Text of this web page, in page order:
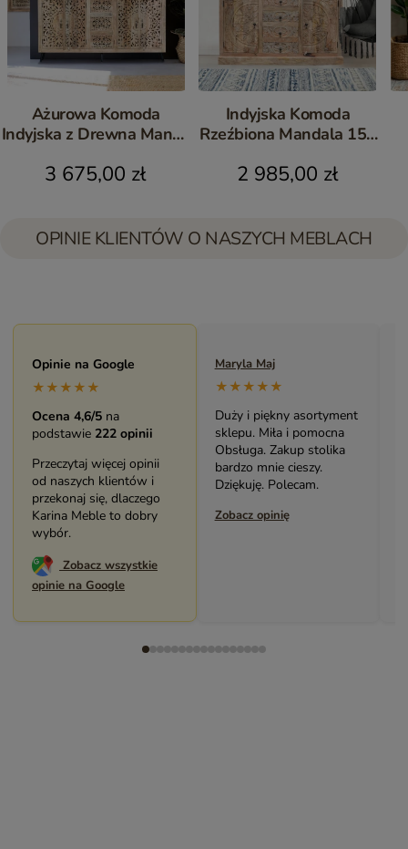
Ażurowa Komoda
Indyjska z Drewna Mango
Orientalne
3 675,00 zł
Indyjska Komoda
Rzeźbiona Mandala 150
Mango
2 985,00 zł
OPINIE KLIENTÓW O NASZYCH MEBLACH
Opinie na Google
★★★★★
Ocena 4,6/5 na
podstawie 222 opinii
Przeczytaj więcej opinii
od naszych klientów i
przekonaj się, dlaczego
Karina Meble to dobry
wybór.
Zobacz wszystkie
opinie na Google
Maryla Maj
★★★★★
Duży i piękny asortyment
sklepu. Miła i pomocna
bardzo mnie cieszy.
Dziękuję. Polecam.
Zobacz opinię
Monika Andrzejewska
★★★★★
Bardzo solidny, piękny
mebel (biblioteczka).
Świetny kontakt z
pracownikami sklepu.
Polecam serdecznie.
Zobacz opinię